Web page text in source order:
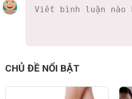
CHỦ ĐỀ NỔI BẬT